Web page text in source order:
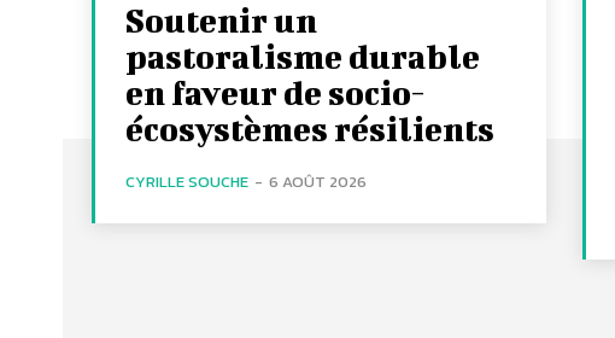
Soutenir un
pastoralisme durable
en faveur de socio-
écosystèmes résilients
CYRILLE SOUCHE - 6 AOÛT 2026